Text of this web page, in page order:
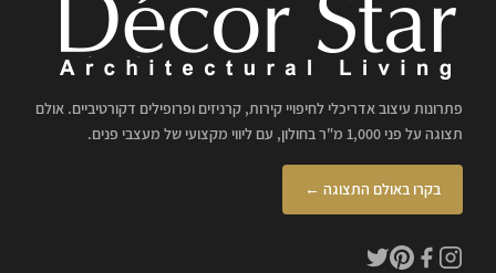
פתרונות עיצוב אדריכלי לחיפויי קירות, קרניזים ופרופילים דקורטיביים. אולם
תצוגה על פני 1,000 מ"ר בחולון, עם ליווי מקצועי של מעצבי פנים.
בקרו באולם התצוגה ←